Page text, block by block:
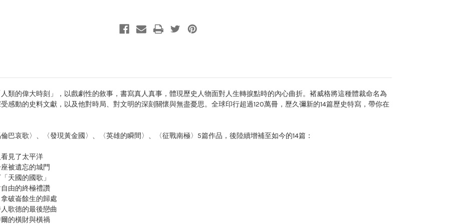
的偉大時刻」，以戲劇性的敘事，書寫真人真事，體現歷史人物面對人生轉捩點時的內心曲折。褚威格將這種體裁命名為
感動的史料文獻，以及他對時局、對文明的深刻關懷與無盡憂思。全球印行超過120萬冊，歷久彌新的14篇歷史特寫，帶你在
巴哀歌〉、〈發現黃金國〉、〈英雄的瞬間〉、〈征戰南極〉5篇作品，後陸續增補至如今的14篇：
見了太平洋
被遺忘的城門
國的國歌」
由的終極禮讚
破崙餘生的歸處
歌德的最後戀曲
的橫財與橫禍